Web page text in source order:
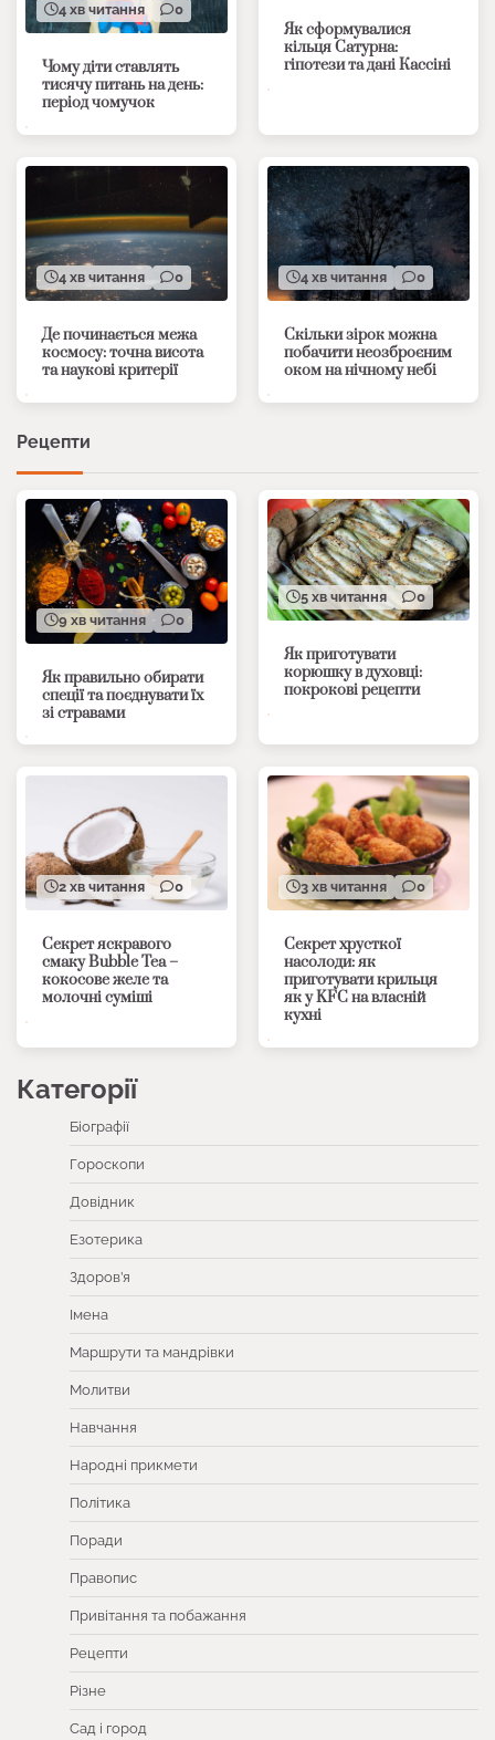
4 хв читання 0
Чому діти ставлять
тисячу питань на день:
період чомучок
Як сформувалися
кільця Сатурна:
гіпотези та дані Кассіні
4 хв читання 0
Де починається межа
космосу: точна висота
та наукові критерії
4 хв читання 0
Скільки зірок можна
побачити неозброєним
оком на нічному небі
Рецепти
9 хв читання 0
Як правильно обирати
спеції та поєднувати їх
зі стравами
5 хв читання 0
Як приготувати
корюшку в духовці:
покрокові рецепти
2 хв читання 0
Секрет яскравого
смаку Bubble Tea –
кокосове желе та
молочні суміші
3 хв читання 0
Секрет хрусткої
насолоди: як
приготувати крильця
як у KFC на власній
кухні
Категорії
Біографії
Гороскопи
Довідник
Езотерика
Здоров’я
Імена
Маршрути та мандрівки
Молитви
Навчання
Народні прикмети
Політика
Поради
Правопис
Привітання та побажання
Рецепти
Різне
Сад і город